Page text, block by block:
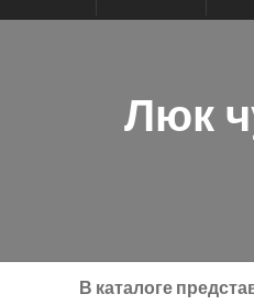
Люк
В каталоге